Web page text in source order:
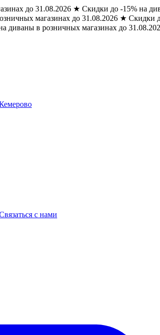
до 31.08.2026 ★ Скидки до -15% на
магазинах до 31.08.2026 ★ Скидки
диваны в розничных магазинах до
с нами